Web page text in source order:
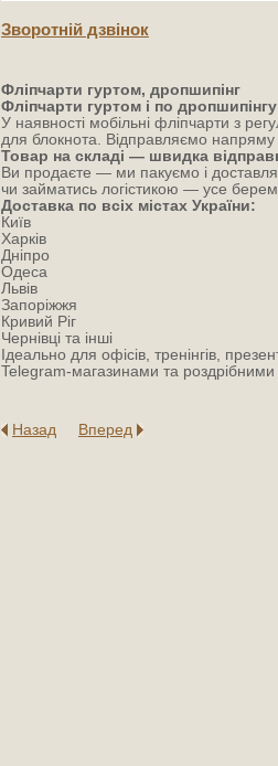
Зворотнiй дзвiнок
Фліпчарти гуртом, дропшипінг
Фліпчарти гуртом і по
У наявності мобільні фліпчарти з
для блокнота. Відправляємо
Товар на складі — швидка
Ви продаєте — ми пакуємо і
чи займатись логістикою — усе
Доставка по всіх містах України:
Київ
Харків
Дніпро
Одеса
Львів
Запоріжжя
Кривий Ріг
Чернівці та інші
Ідеально для офісів, тренінгів,
Telegram-магазинами та роздрібними
Назад Вперед